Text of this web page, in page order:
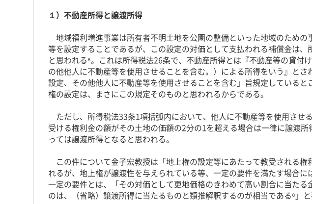
１）不動産所得と譲渡所得
地域福利増進事業は所有者不明土地を公園の整備といった地域のための
等を設定することであるが、この設定の対価として支払われる補償金は、
と思われる⁶。これは所得税法26条で、不動産所得とは『不動産等の貸付
の他他人に不動産等を使用させることを含む。）による所得をいう』と
設定、その他他人に不動産等を使用させることを含む」旨規定している
権の設定は、まさにこの規定そのものと思われるからである。
ただし、所得税法33条1項括弧内において、他人に不動産等を使用させ
受ける権利金の額がその土地の価額の2分の1を超える場合は一律に譲渡
っては譲渡所得となると思われる。
この件について金子宏教授は「地上権の設定等にあたって教受される権
れるが、地上権が譲渡性を与えられている等、一定の要件を満たす場合に
一定の要件とは、「その対価として更地価格のきわめて高い割合に当たる
のは、（省略）譲渡所得に当たるものと類推解釈するのが相当である⁸」と